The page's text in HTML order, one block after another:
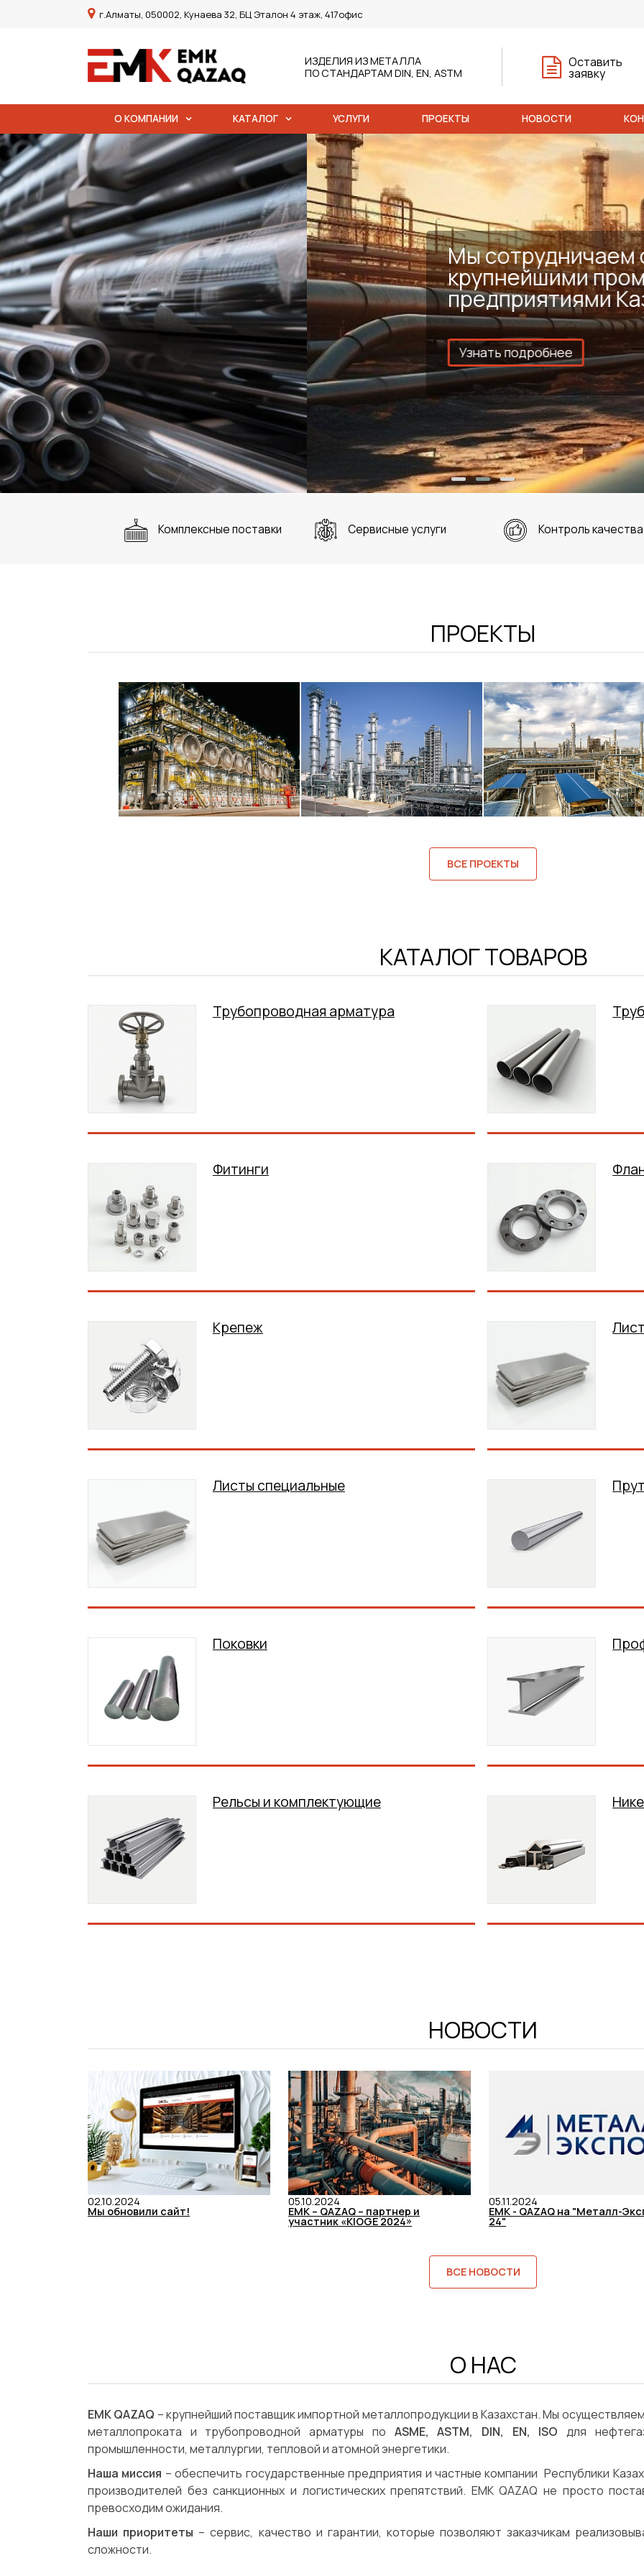
г.Алматы, 050002, Кунаева 32, БЦ Эталон 4 этаж, 417офис
Оставить
заявку
ИЗДЕЛИЯ ИЗ МЕТАЛЛА
ПО СТАНДАРТАМ DIN, EN, ASTM
О КОМПАНИИ КАТАЛОГ УСЛУГИ ПРОЕКТЫ НОВОСТИ
Мы сотрудничаем с
крупнейшими промышленными
предприятиями Казахстана
Узнать подробнее
Комплексные поставки Сервисные услуги Контроль качества
ПРОЕКТЫ
ВСЕ ПРОЕКТЫ
КАТАЛОГ ТОВАРОВ
Трубопроводная арматура
Фитинги
Крепеж
Листы специальные
Поковки
Рельсы и комплектующие
НОВОСТИ
02.10.2024
Мы обновили сайт!
05.10.2024
ЕМК – QAZAQ – партнер и
участник «KIOGE 2024»
05.11.2024
ЕМК - QAZAQ на "Металл-
24"
ВСЕ НОВОСТИ
О НАС
ЕМК QAZAQ – крупнейший поставщик импортной металлопродукции в Казахстан. Мы
металлопроката и трубопроводной арматуры по ASME, ASTM, DIN, EN, ISO для
промышленности, металлургии, тепловой и атомной энергетики.
Наша миссия – обеспечить государственные предприятия и частные компании Республики
производителей без санкционных и логистических препятствий. ЕМК QAZAQ не просто
превосходим ожидания.
Наши приоритеты – сервис, качество и гарантии, которые позволяют заказчикам
сложности.